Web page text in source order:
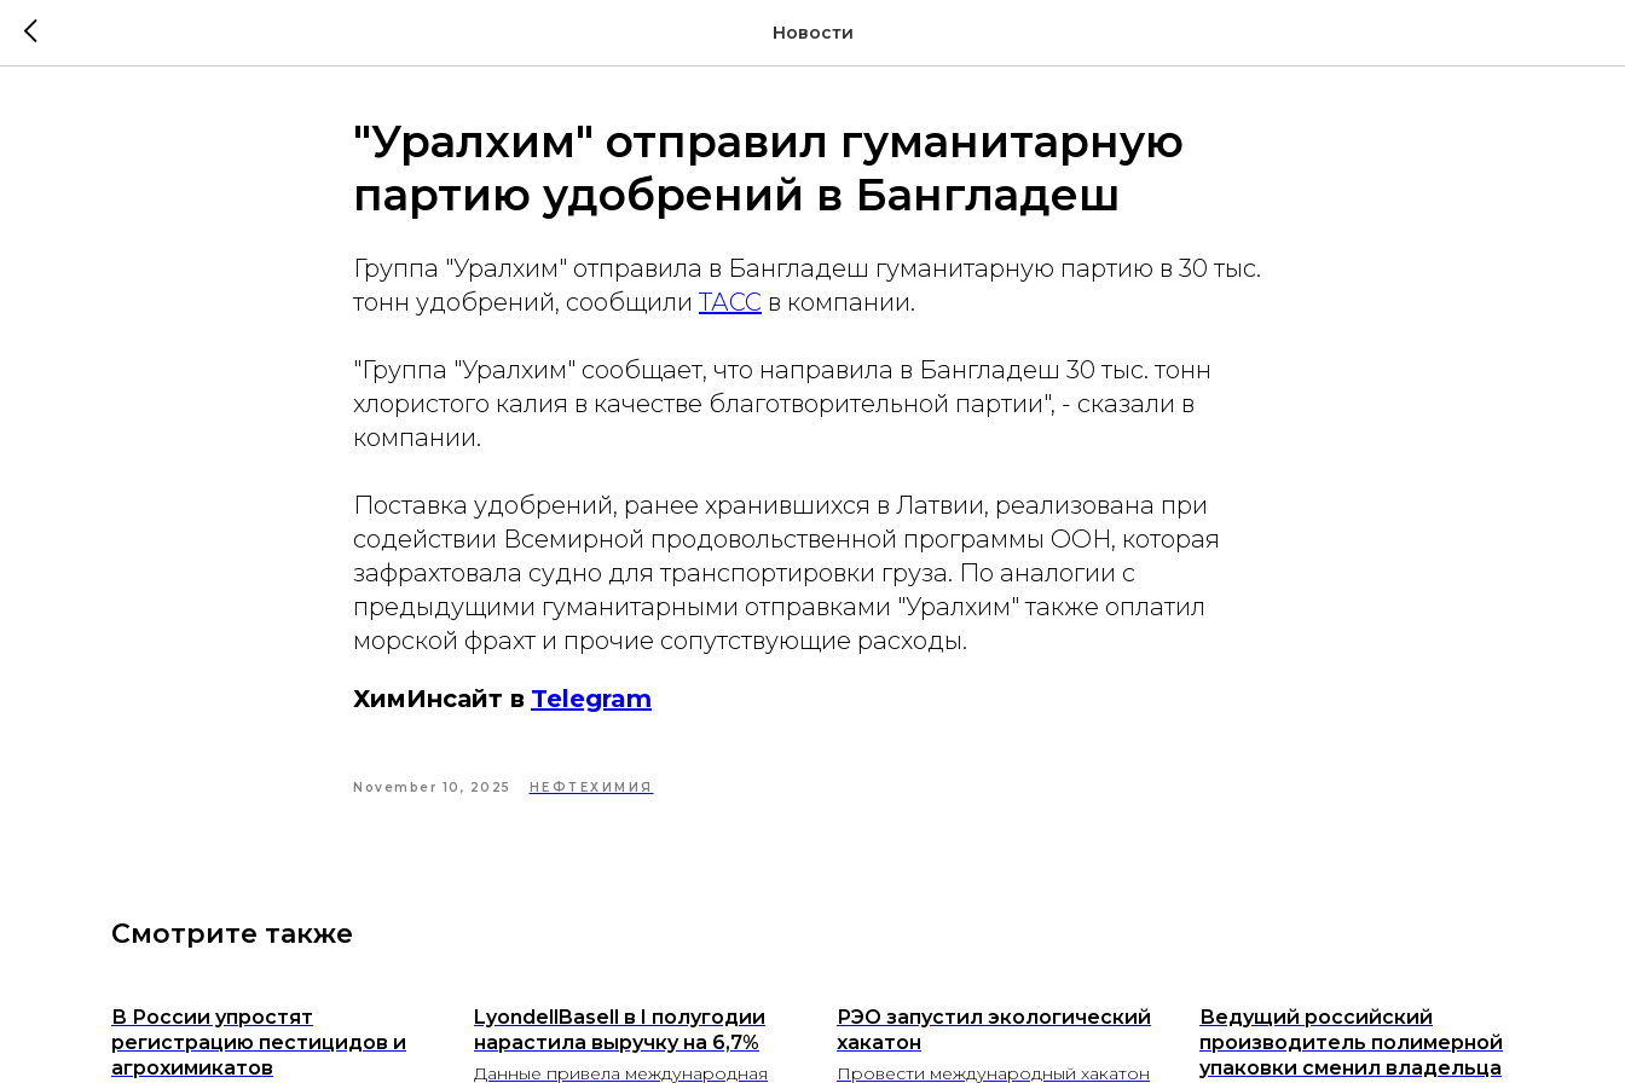
Новости
"Уралхим" отправил гуманитарную
партию удобрений в Бангладеш
Группа "Уралхим" отправила в Бангладеш гуманитарную партию в 30 тыс.
тонн удобрений, сообщилиТАСС в компании.
"Группа "Уралхим" сообщает, что направила в Бангладеш 30 тыс. тонн
хлористого калия в качестве благотворительной партии", - сказали в
компании.
Поставка удобрений, ранее хранившихся в Латвии, реализована при
содействии Всемирной продовольственной программы ООН, которая
зафрахтовала судно для транспортировки груза. По аналогии с
предыдущими гуманитарными отправками "Уралхим" также оплатил
морской фрахт и прочие сопутствующие расходы.
ХимИнсайт в Telegram
November 10, 2025 НЕФТЕХИМИЯ
Смотрите также
В России упростят
регистрацию пестицидов и
агрохимикатов
LyondellBasell в I полугодии
нарастила выручку на 6,7%
Данные привела международная
РЭО запустил экологический
хакатон
Провести международный хакатон
Ведущий российский
производитель полимерной
упаковки сменил владельца